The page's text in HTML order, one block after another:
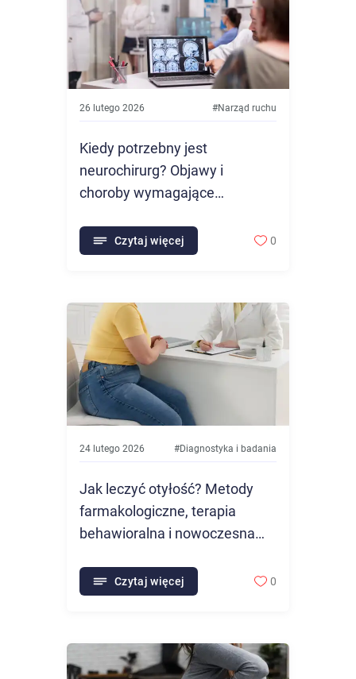
26 lutego 2026 #Narząd ruchu
Kiedy potrzebny jest
neurochirurg? Objawy i
choroby wymagające
Czytaj więcej 0
24 lutego 2026 #Diagnostyka i badania
Jak leczyć otyłość? Metody
farmakologiczne, terapia
behawioralna i nowoczesna
Czytaj więcej 0